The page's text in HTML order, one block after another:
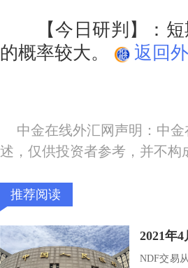
【今日研判】：短
的概率较大。
返回
中金在线外汇网声明：中
述，仅供投资者参考，并不
推荐阅读
2021年
NDF交易